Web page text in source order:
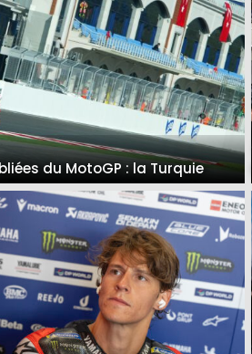
du MotoGP : la Turquie